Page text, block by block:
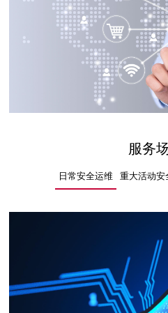
服务
日常安全运维 重大活动安